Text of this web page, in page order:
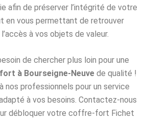
afin de préserver l’intégrité de votre
en vous permettant de retrouver
à vos objets de valeur.
de chercher plus loin pour une
à Bourseigne-Neuvede qualité !
nos professionnels pour un service
à vos besoins. Contactez-nous
débloquer votre coffre-fort Fichet